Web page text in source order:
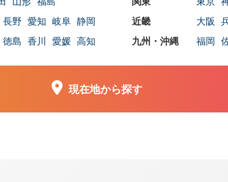
長野 愛知 岐阜 静岡 大阪
徳島 香川 愛媛 高知 福岡
現在地から探す